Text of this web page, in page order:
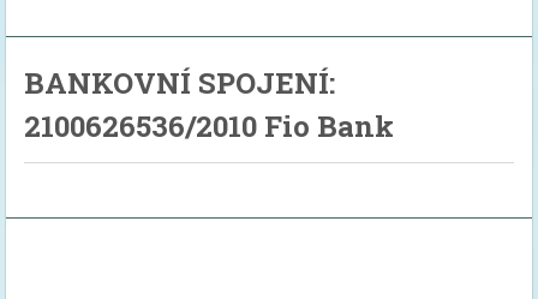
BANKOVNÍ SPOJENÍ:
2100626536/2010 Fio Bank